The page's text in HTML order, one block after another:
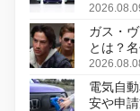
ガス・
とは？
初のデ
電気自
安や申